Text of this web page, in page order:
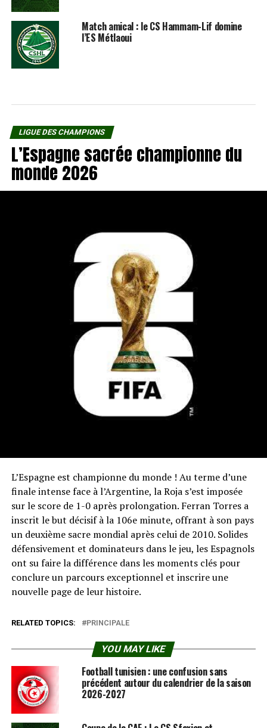
Match amical : le CS Hammam-Lif domine
l’ES Métlaoui
LIGUE DES CHAMPIONS
L’Espagne sacrée championne du
monde 2026
L’Espagne est championne du monde ! Au terme d’une
finale intense face à l’Argentine, la Roja s’est imposée
sur le score de 1-0 après prolongation. Ferran Torres a
inscrit le but décisif à la 106e minute, offrant à son pays
un deuxième sacre mondial après celui de 2010. Solides
défensivement et dominateurs dans le jeu, les Espagnols
ont su faire la différence dans les moments clés pour
conclure un parcours exceptionnel et inscrire une
nouvelle page de leur histoire.
RELATED TOPICS: PRINCIPALE
YOU MAY LIKE
Football tunisien : une confusion sans
précédent autour du calendrier de la saison
2026-2027